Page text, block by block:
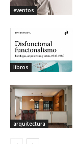
eventos
libros
arquitectura